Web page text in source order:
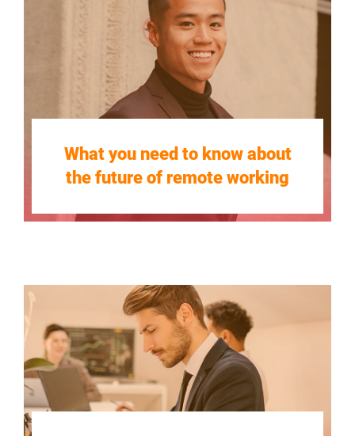
What you need to know about
the future of remote working